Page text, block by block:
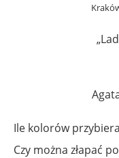
Ile kolorów
Czy można złapać